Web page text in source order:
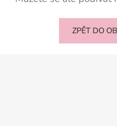
ZPĚT DO